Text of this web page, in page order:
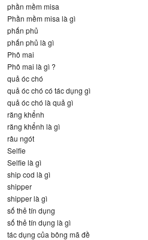
phần mềm misa
Phần mềm misa là gì
phấn phủ
phấn phủ là gì
Phô mai
Phô mai là gì ?
quả óc chó
quả óc chó có tác dụng gì
quả óc chó là quả gì
răng khểnh
răng khểnh là gì
râu ngót
Selfie
Selfie là gì
ship cod là gì
shipper
shipper là gì
số thẻ tín dụng
số thẻ tín dụng là gì
tác dụng của bông mã đề